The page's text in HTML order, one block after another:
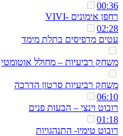
00:36
רחפן אימונים -VIVI
02:28
עטים מדפיסים בתלת מימד
משחק רביעיות – מחולל אוטומטי
משחק רביעיות סרטון הדרכה
06:10
רובוט וינצי – הבעות פנים
01:18
רובוט טימיו- התנהגויות